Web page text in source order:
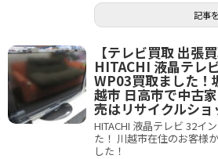
記事
【テレビ買取 出張
HITACHI 液晶テレ
WP03買取ました！
越市 日高市で中古
売はリサイクルショ
HITACHI 液晶テレビ 32イ
た！ 川越市在住のお客様
した！